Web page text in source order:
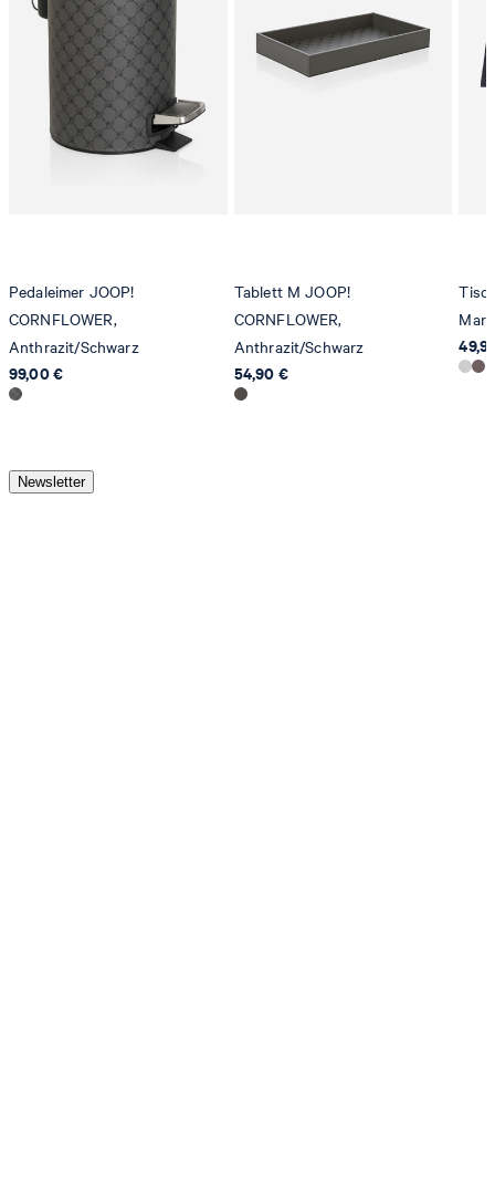
Produzent
Strellson AG
Sonnenwiesenstrasse 21
8280 Kreuzlingen
Schweiz
Pedaleimer JOOP!
CORNFLOWER,
Anthrazit/Schwarz
99,00 €
Tablett M JOOP!
CORNFLOWER,
Anthrazit/Schwarz
54,90 €
Newsletter